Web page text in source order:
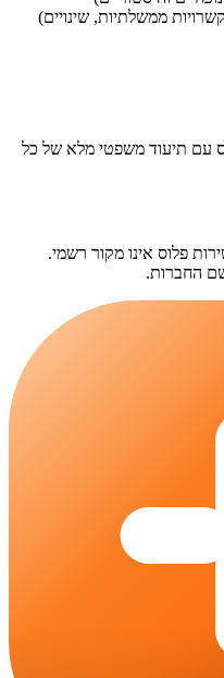
ממשלתיות, שינויים)
עם תיעוד משפטי מלא של כל
פלוס אינו מקור רשמי.
החברות.